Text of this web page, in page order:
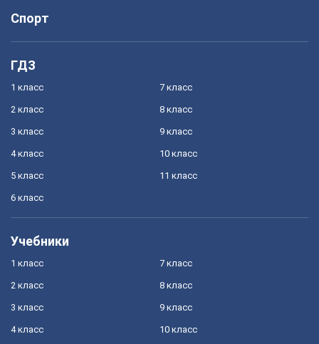
Спорт
ГДЗ
1 класс
2 класс
3 класс
4 класс
5 класс
6 класс
7 класс
8 класс
9 класс
10 класс
11 класс
Учебники
1 класс
2 класс
3 класс
4 класс
7 класс
8 класс
9 класс
10 класс